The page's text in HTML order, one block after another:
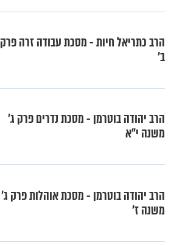
הרב כתריאל חיות - מסכת עבודה זרה פרק
ב'
הרב יהודה בוטרמן - מסכת נדרים פרק ג'
משנה י"א
הרב יהודה בוטרמן - מסכת אוהלות פרק ג'
משנה ז'